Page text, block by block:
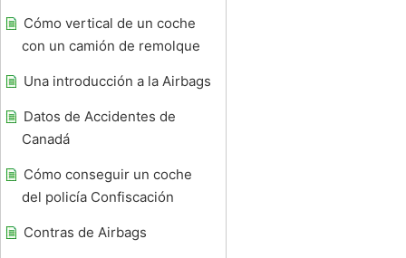
Cómo vertical de un coche
con un camión de remolque
Una introducción a la Airbags
Datos de Accidentes de
Canadá
Cómo conseguir un coche
del policía Confiscación
Contras de Airbags